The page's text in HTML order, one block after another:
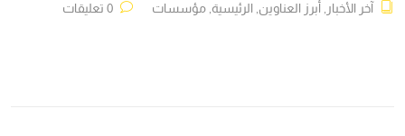
آخر الأخبار , أبرز العناوين, الرئيسية, مؤسسات